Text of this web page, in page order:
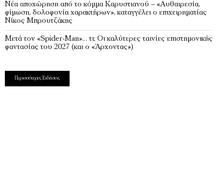
Νέα αποχώρηση από το κόμμα Καρυστιανού – «Αυθαιρεσία,
φίμωση, δολοφονία χαρακτήρων», καταγγέλει ο επιχειρηματίας
Νίκος Μπρουτζάκης
Μετά τον «Spider-Man»… τι; Oι καλύτερες ταινίες επιστημονικής
φαντασίας του 2027 (και ο «Άρχοντας»)
Περισσότερες Ειδήσεις